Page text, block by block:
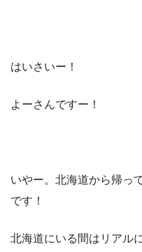
はいさいー！
よーさんですー！
いやー。北海道から帰っ
です！
北海道にいる間はリアル